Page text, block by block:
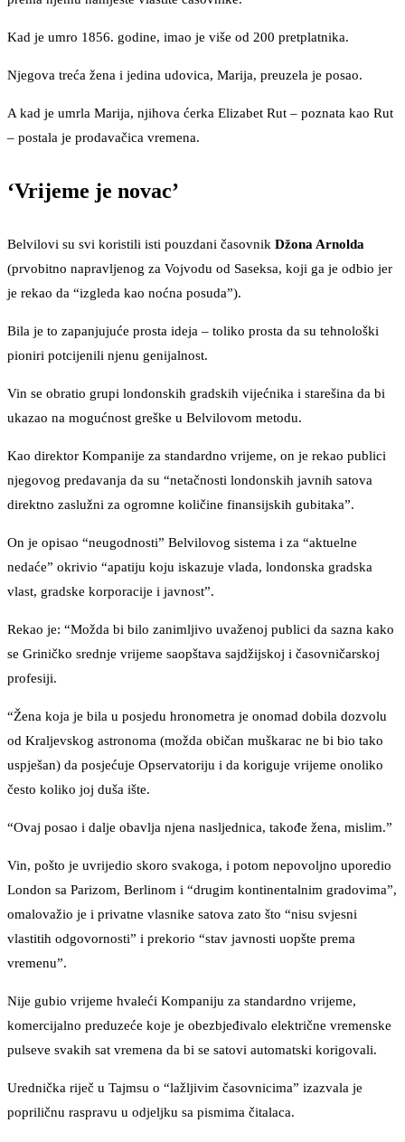
Kad je umro 1856. godine, imao je više od 200 pretplatnika.
Njegova treća žena i jedina udovica, Marija, preuzela je posao.
A kad je umrla Marija, njihova ćerka Elizabet Rut – poznata kao Rut
– postala je prodavačica vremena.
‘Vrijeme je novac’
Belvilovi su svi koristili isti pouzdani časovnik Džona Arnolda
(prvobitno napravljenog za Vojvodu od Saseksa, koji ga je odbio jer
je rekao da “izgleda kao noćna posuda”).
Bila je to zapanjujuće prosta ideja – toliko prosta da su tehnološki
pioniri potcijenili njenu genijalnost.
Vin se obratio grupi londonskih gradskih vijećnika i starešina da bi
ukazao na mogućnost greške u Belvilovom metodu.
Kao direktor Kompanije za standardno vrijeme, on je rekao publici
njegovog predavanja da su “netačnosti londonskih javnih satova
direktno zaslužni za ogromne količine finansijskih gubitaka”.
On je opisao “neugodnosti” Belvilovog sistema i za “aktuelne
nedaće” okrivio “apatiju koju iskazuje vlada, londonska gradska
vlast, gradske korporacije i javnost”.
Rekao je: “Možda bi bilo zanimljivo uvaženoj publici da sazna kako
se Griničko srednje vrijeme saopštava sajdžijskoj i časovničarskoj
profesiji.
“Žena koja je bila u posjedu hronometra je onomad dobila dozvolu
od Kraljevskog astronoma (možda običan muškarac ne bi bio tako
uspješan) da posjećuje Opservatoriju i da koriguje vrijeme onoliko
često koliko joj duša ište.
“Ovaj posao i dalje obavlja njena nasljednica, takođe žena, mislim.”
Vin, pošto je uvrijedio skoro svakoga, i potom nepovoljno uporedio
London sa Parizom, Berlinom i “drugim kontinentalnim gradovima”,
omalovažio je i privatne vlasnike satova zato što “nisu svjesni
vlastitih odgovornosti” i prekorio “stav javnosti uopšte prema
vremenu”.
Nije gubio vrijeme hvaleći Kompaniju za standardno vrijeme,
komercijalno preduzeće koje je obezbjeđivalo električne vremenske
pulseve svakih sat vremena da bi se satovi automatski korigovali.
Urednička riječ u Tajmsu o “lažljivim časovnicima” izazvala je
popriličnu raspravu u odjeljku sa pismima čitalaca.